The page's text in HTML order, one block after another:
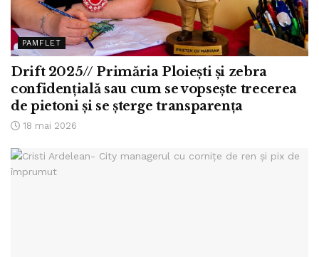
PAMFLET
Drift 2025// Primăria Ploiești și zebra
confidențială sau cum se vopsește trecerea
de pietoni și se șterge transparența
18 mai 2026